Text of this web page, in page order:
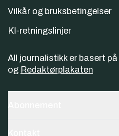
Vilkår og bruksbetingelser
KI-retningslinjer
All journalistikk er basert på
og Redaktørplakaten